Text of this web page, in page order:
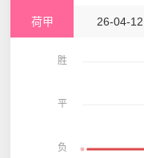
荷甲 26-04-12
胜
平
负